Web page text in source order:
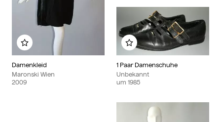
Damenkleid
Maronski Wien
2009
Zu meinem Album hinzufügen
1 Paar Damenschuhe
Unbekannt
um 1985
Zu meinem Album